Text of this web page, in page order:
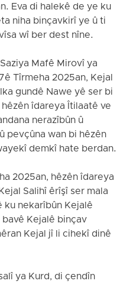
Eva di halekê de ye ku
niha binçavkirî ye û ti
wî ber dest nîne.
Mafê Mirovî ya
Tîrmeha 2025an, Kejal
gundê Nawe yê ser bi
îdareya Îtilaatê ve
nerazîbûn û
pevçûna wan bi hêzên
demkî hate berdan.
2025an, hêzên îdareya
Salihî êrîşî ser mala
ku nekarîbûn Kejalê
Kejalê binçav
Kejal jî li cihekî dinê
ya Kurd, di çendîn